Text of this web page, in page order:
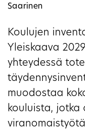
Saarinen
Koulujen
Yleiskaava
yhteydessä
muodostaa
kouluista, jotka